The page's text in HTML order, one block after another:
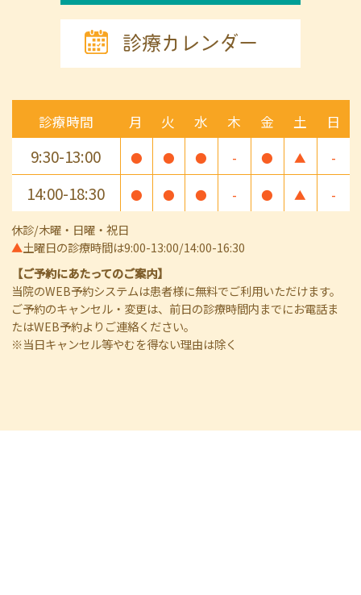
診療カレンダー
診療時間 月 火 水 木 金 土 日
9:30-13:00 ● ● ● - ● ▲ -
14:00-18:30 ● ● ● - ● ▲ -
休診/木曜・日曜・祝日
▲土曜日の診療時間は9:00-13:00/14:00-16:30
【ご予約にあたってのご案内】
当院のWEB予約システムは患者様に無料でご利用いただけます。
ご予約のキャンセル・変更は、前日の診療時間内までにお電話ま
たはWEB予約よりご連絡ください。
※当日キャンセル等やむを得ない理由は除く